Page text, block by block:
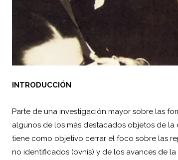
INTRODUCCIÓN
Parte de una investigación mayor sobre las
algunos de los más destacados objetos de
tiene como objetivo cerrar el foco sobre las
no identificados (ovnis) y de los avances de